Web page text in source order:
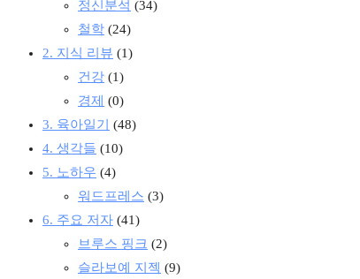
정신분석 (34)
철학 (24)
2. 지식 리뷰 (1)
건강 (1)
경제 (0)
3. 육아일기
(48)
4. 생각들 (10)
5. 노하우 (4)
워드프레스 (3)
6. 주요 저자 (41)
브루스 핑크 (2)
슬라보예 지젝 (9)